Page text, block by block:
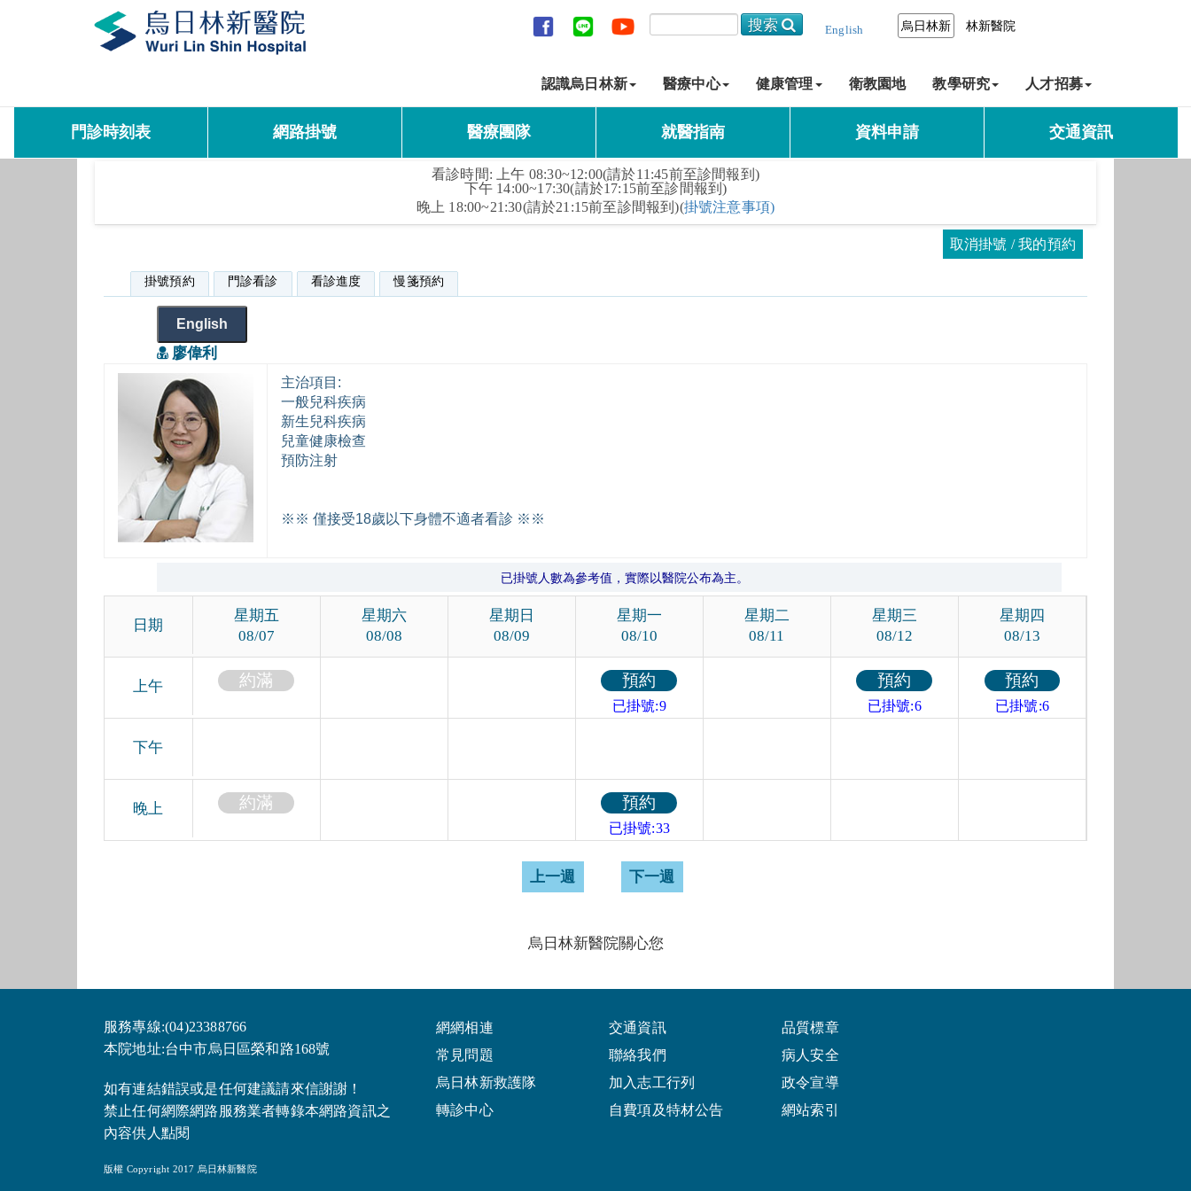
林新醫院
烏日林新
English
認識烏日林新 醫療中心 健康管理 衛教園地 教學研究 人才招募
門診時刻表 網路掛號 醫療團隊 就醫指南 資料申請 交通資訊
看診時間: 上午 08:30~12:00(請於11:45前至診間報到)
下午 14:00~17:30(請於17:15前至診間報到)
晚上 18:00~21:30(請於21:15前至診間報到)(掛號注意事項)
取消掛號 / 我的預約
掛號預約 門診看診 看診進度 慢箋預約
English
廖偉利
主治項目:
一般兒科疾病
新生兒科疾病
兒童健康檢查
預防注射
※※ 僅接受18歲以下身體不適者看診 ※※
已掛號人數為參考值，實際以醫院公布為主。
日期
星期五
08/07
星期六
08/08
星期日
08/09
星期一
08/10
星期二
08/11
星期三
08/12
星期四
08/13
上午 約滿 預約
已掛號:9
預約
已掛號:6
預約
已掛號:6
下午
晚上 約滿 預約
已掛號:33
上一週 下一週
烏日林新醫院關心您
服務專線:(04)23388766
本院地址:台中市烏日區榮和路168號
如有連結錯誤或是任何建議請來信謝謝！
禁止任何網際網路服務業者轉錄本網路資訊之
內容供人點閱
版權 Copyright 2017 烏日林新醫院
網網相連
常見問題
烏日林新救護隊
轉診中心
交通資訊
聯絡我們
加入志工行列
自費項及特材公告
品質標章
病人安全
政令宣導
網站索引